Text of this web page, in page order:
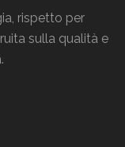
rispetto per
sulla qualità e